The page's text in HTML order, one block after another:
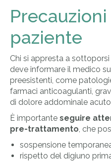
paziente
Chi si appresta a
deve informare il medico
preesistenti, come
farmaci anticoagulanti,
di dolore addominale
È importante seguire
pre-trattamento, che
sospensione
rispetto del digiuno